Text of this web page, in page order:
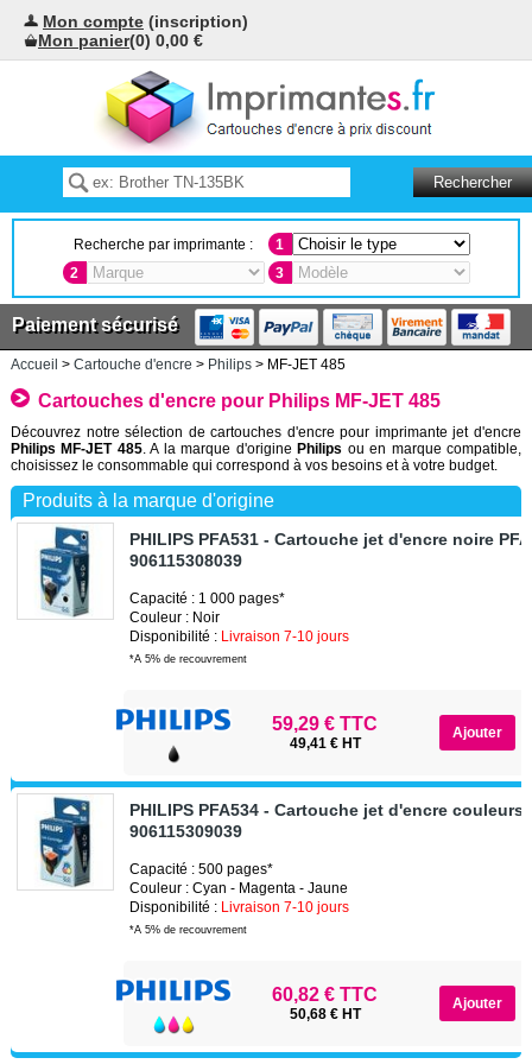
Mon compte (inscription)
Mon panier(0) 0,00 €
Recherche par imprimante :
1
2
3
Paiement sécurisé
Accueil > Cartouche d'encre > Philips> MF-JET 485
Cartouches d'encre pour Philips MF-JET 485
Découvrez notre sélection de cartouches d'encre pour imprimante jet d'encre
Philips MF-JET 485. A la marque d'originePhilips ou en marque compatible,
choisissez le consommable qui correspond à vos besoins et à votre budget.
Produits à la marque d'origine
PHILIPS PFA531 - Cartouche jet d'encre noire
906115308039
Capacité : 1 000 pages*
Couleur : Noir
Disponibilité : Livraison 7-10 jours
*A 5% de recouvrement
59,29 € TTC
49,41 € HT
PHILIPS PFA534 - Cartouche jet d'encre couleurs
906115309039
Capacité : 500 pages*
Couleur : Cyan - Magenta - Jaune
Disponibilité : Livraison 7-10 jours
*A 5% de recouvrement
60,82 € TTC
50,68 € HT